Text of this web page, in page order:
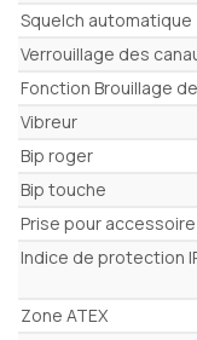
Squelch automatique
Verrouillage des
Fonction Brouillage
Vibreur
Bip roger
Bip touche
Prise pour
Indice de protection
Zone ATEX